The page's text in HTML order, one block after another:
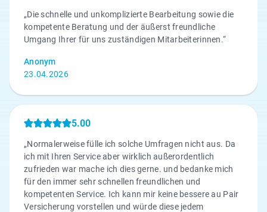
„Die schnelle und unkomplizierte Bearbeitung sowie die
kompetente Beratung und der äußerst freundliche
Umgang Ihrer für uns zuständigen Mitarbeiterinnen.“
Anonym
23.04.2026
5.00
„Normalerweise fülle ich solche Umfragen nicht aus. Da
ich mit Ihren Service aber wirklich außerordentlich
zufrieden war mache ich dies gerne. und bedanke mich
für den immer sehr schnellen freundlichen und
kompetenten Service. Ich kann mir keine bessere au Pair
Versicherung vorstellen und würde diese jedem